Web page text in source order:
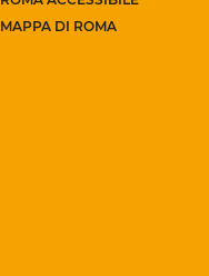
MAPPA DI ROMA